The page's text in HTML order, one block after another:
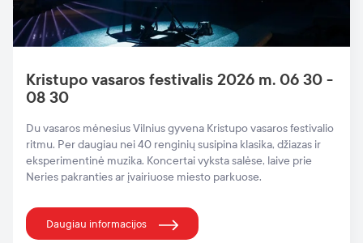
Kristupo vasaros festivalis 2026 m. 06 30 -
08 30
Du vasaros mėnesius Vilnius gyvena Kristupo vasaros festivalio
ritmu. Per daugiau nei 40 renginių susipina klasika, džiazas ir
eksperimentinė muzika. Koncertai vyksta salėse, laive prie
Neries pakranties ar įvairiuose miesto parkuose.
Daugiau informacijos